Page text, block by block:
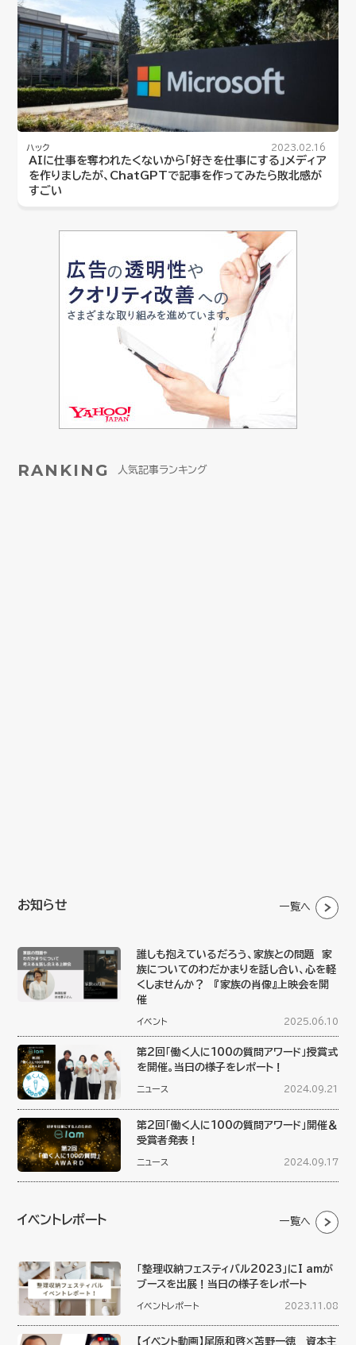
ハック 2023.02.16
AIに仕事を奪われたくないから「好きを仕事にする」メディア
を作りましたが、ChatGPTで記事を作ってみたら敗北感が
すごい
RANKING 人気記事ランキング
お知らせ 一覧へ
誰しも抱えているだろう、家族との問題 家
族についてのわだかまりを話し合い、心を軽
くしませんか？ 『家族の肖像』上映会を開
催
イベント 2025.06.10
第2回「働く人に100の質問アワード」授賞式
を開催。当日の様子をレポート！
ニュース 2024.09.21
第2回「働く人に100の質問アワード」開催＆
受賞者発表！
ニュース 2024.09.17
イベントレポート 一覧へ
「整理収納フェスティバル2023」にI amが
ブースを出展！当日の様子をレポート
イベントレポート 2023.11.08
【イベント動画】尾原和啓×苫野一徳 資本主